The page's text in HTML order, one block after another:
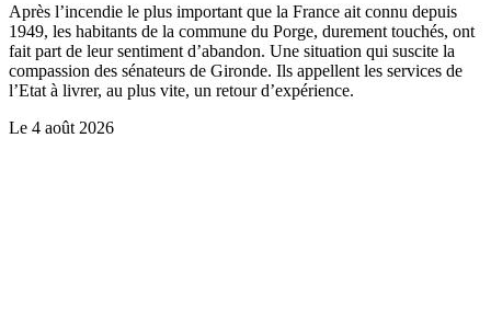
Après l’incendie le plus important que la France ait connu depuis
1949, les habitants de la commune du Porge, durement touchés, ont
fait part de leur sentiment d’abandon. Une situation qui suscite la
compassion des sénateurs de Gironde. Ils appellent les services de
l’Etat à livrer, au plus vite, un retour d’expérience.
Le 4 août 2026